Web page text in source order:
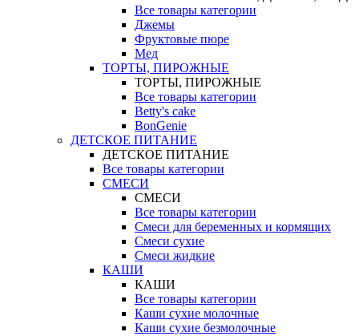
Все товары категории
Джемы
Фруктовые пюре
Мед
ТОРТЫ, ПИРОЖНЫЕ
ТОРТЫ, ПИРОЖНЫЕ
Все товары категории
Betty's cake
BonGenie
ДЕТСКОЕ ПИТАНИЕ
ДЕТСКОЕ ПИТАНИЕ
Все товары категории
СМЕСИ
СМЕСИ
Все товары категории
Смеси для беременных и кормящих
Смеси сухие
Смеси жидкие
КАШИ
КАШИ
Все товары категории
Каши сухие молочные
Каши сухие безмолочные